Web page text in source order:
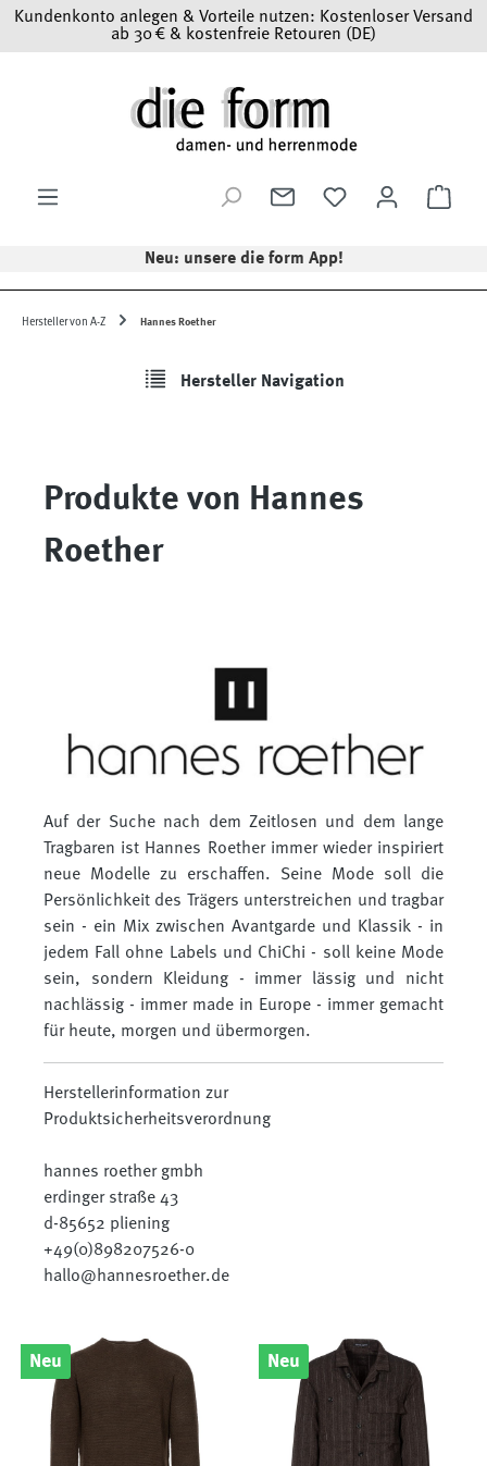
Zum Hauptinhalt springen
Kundenkonto anlegen & Vorteile nutzen: Kostenloser Versand
ab 30 € & kostenfreie Retouren (DE)
Neu: unsere die form App!
Hersteller von A-Z Hannes Roether
Hersteller Navigation
Produkte von Hannes
Roether
Auf der Suche nach dem Zeitlosen und dem lange
Tragbaren ist Hannes Roether immer wieder inspiriert
neue Modelle zu erschaffen. Seine Mode soll die
Persönlichkeit des Trägers unterstreichen und tragbar
sein - ein Mix zwischen Avantgarde und Klassik - in
jedem Fall ohne Labels und ChiChi - soll keine Mode
sein, sondern Kleidung - immer lässig und nicht
nachlässig - immer made in Europe - immer gemacht
für heute, morgen und übermorgen.
Herstellerinformation zur
Produktsicherheitsverordnung
hannes roether gmbh
erdinger straße 43
d-85652 pliening
+49(0)898207526-0
hallo@hannesroether.de
Neu Neu